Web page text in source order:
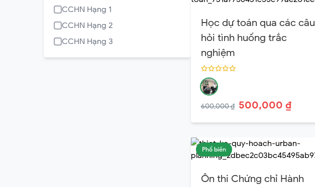
CCHN Hạng 1
CCHN Hạng 2
CCHN Hạng 3
Học dự toán qua các câu
hỏi tình huống trắc
nghiệm
600,000 ₫ 500,000 ₫
Phổ biến
Ôn thi Chứng chỉ Hành